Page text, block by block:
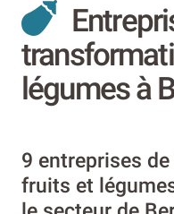
légumes à
9 entreprises
fruits et